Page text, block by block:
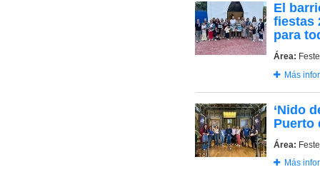
El
fiestas
para
Área:
Más
‘Nido
Puerto
Área:
Más